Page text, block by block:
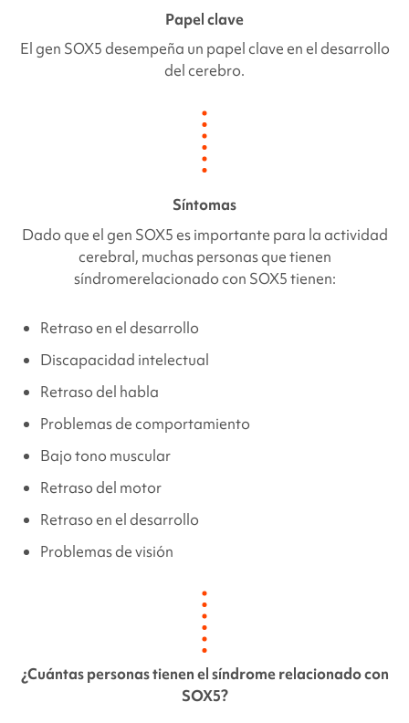
Papel clave
El gen SOX5 desempeña un papel clave en el desarrollo
del cerebro.
Síntomas
Dado que el gen SOX5es importante para la actividad
cerebral, muchas personas que tienen
síndromerelacionado con SOX5tienen:
Retraso en el desarrollo
Discapacidad intelectual
Retraso del habla
Problemas de comportamiento
Bajo tono muscular
Retraso del motor
Retraso en el desarrollo
Problemas de visión
¿Cuántas personas tienen el síndromerelacionado con
SOX5?